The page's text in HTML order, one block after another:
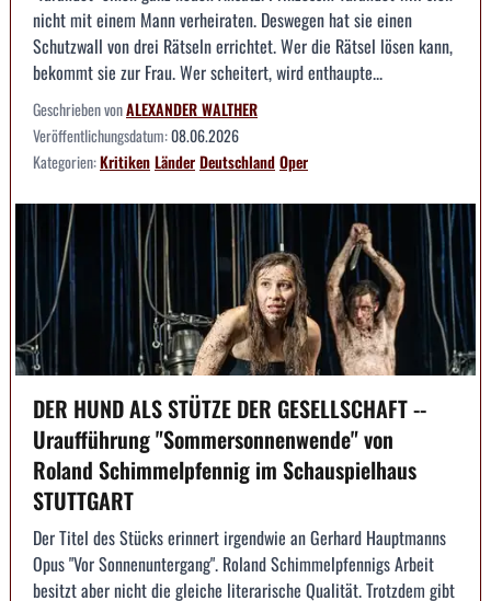
nicht mit einem Mann verheiraten. Deswegen hat sie einen
Schutzwall von drei Rätseln errichtet. Wer die Rätsel lösen kann,
bekommt sie zur Frau. Wer scheitert, wird enthaupte...
Geschrieben vonALEXANDER WALTHER
Veröffentlichungsdatum:08.06.2026
Kategorien:KritikenLänderDeutschlandOper
DER HUND ALS STÜTZE DER GESELLSCHAFT --
Uraufführung "Sommersonnenwende" von
Roland Schimmelpfennig im Schauspielhaus
STUTTGART
Der Titel des Stücks erinnert irgendwie an Gerhard Hauptmanns
Opus "Vor Sonnenuntergang". Roland Schimmelpfennigs Arbeit
besitzt aber nicht die gleiche literarische Qualität. Trotzdem gibt